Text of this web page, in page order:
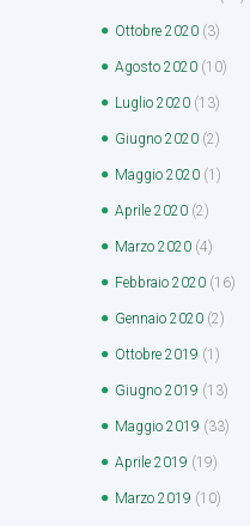
Ottobre 2020 (3)
Agosto 2020 (10)
Luglio 2020 (13)
Giugno 2020 (2)
Maggio 2020 (1)
Aprile 2020 (2)
Marzo 2020 (4)
Febbraio 2020 (16)
Gennaio 2020 (2)
Ottobre 2019 (1)
Giugno 2019 (13)
Maggio 2019 (33)
Aprile 2019 (19)
Marzo 2019 (10)